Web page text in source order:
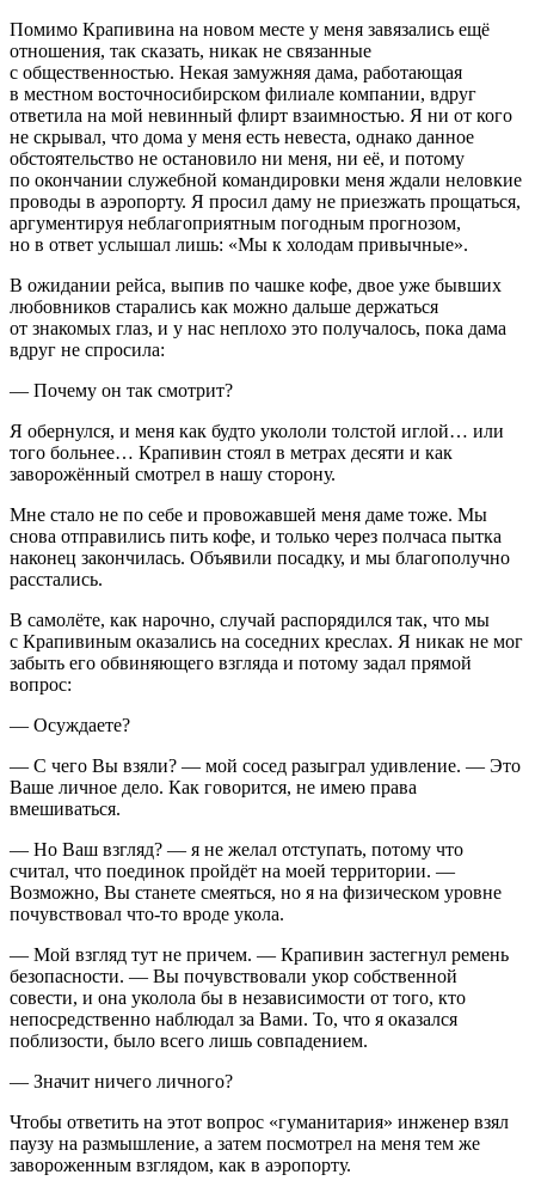
Помимо Крапивина на новом месте у меня завязались ещё
отношения, так сказать, никак не связанные
с общественностью. Некая замужняя дама, работающая
в местном восточносибирском филиале компании, вдруг
ответила на мой невинный флирт взаимностью. Я ни от кого
не скрывал, что дома у меня есть невеста, однако данное
обстоятельство не остановило ни меня, ни её, и потому
по окончании служебной командировки меня ждали неловкие
проводы в аэропорту. Я просил даму не приезжать прощаться,
аргументируя неблагоприятным погодным прогнозом,
но в ответ услышал лишь: «Мы к холодам привычные».
В ожидании рейса, выпив по чашке кофе, двое уже бывших
любовников старались как можно дальше держаться
от знакомых глаз, и у нас неплохо это получалось, пока дама
вдруг не спросила:
— Почему он так смотрит?
Я обернулся, и меня как будто укололи толстой иглой… или
того больнее… Крапивин стоял в метрах десяти и как
заворожённый смотрел в нашу сторону.
Мне стало не по себе и провожавшей меня даме тоже. Мы
снова отправились пить кофе, и только через полчаса пытка
наконец закончилась. Объявили посадку, и мы благополучно
расстались.
В самолёте, как нарочно, случай распорядился так, что мы
с Крапивиным оказались на соседних креслах. Я никак не мог
забыть его обвиняющего взгляда и потому задал прямой
вопрос:
— Осуждаете?
— С чего Вы взяли? — мой сосед разыграл удивление. — Это
Ваше личное дело. Как говорится, не имею права
вмешиваться.
— Но Ваш взгляд? — я не желал отступать, потому что
считал, что поединок пройдёт на моей территории. —
Возможно, Вы станете смеяться, но я на физическом уровне
почувствовал что-то вроде укола.
— Мой взгляд тут не причем. — Крапивин застегнул ремень
безопасности. — Вы почувствовали укор собственной
совести, и она уколола бы в независимости от того, кто
непосредственно наблюдал за Вами. То, что я оказался
поблизости, было всего лишь совпадением.
— Значит ничего личного?
Чтобы ответить на этот вопрос «гуманитария» инженер взял
паузу на размышление, а затем посмотрел на меня тем же
завороженным взглядом, как в аэропорту.